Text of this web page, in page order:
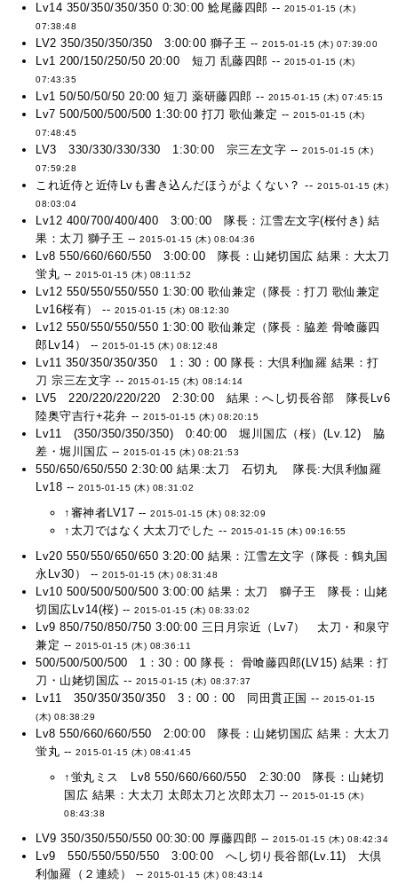
Lv14 350/350/350/350 0:30:00 鯰尾藤四郎 -- 2015-01-15 (木)
07:38:48
LV2 350/350/350/350 3:00:00 獅子王 --2015-01-15 (木) 07:39:00
Lv1 200/150/250/50 20:00 短刀 乱藤四郎 -- 2015-01-15 (木)
07:43:35
Lv1 50/50/50/50 20:00 短刀 薬研藤四郎 -- 2015-01-15 (木) 07:45:15
Lv7 500/500/500/500 1:30:00 打刀 歌仙兼定 --2015-01-15 (木)
07:48:45
LV3 330/330/330/330 1:30:00 宗三左文字 --2015-01-15 (木)
07:59:28
これ近侍と近侍Lvも書き込んだほうがよくない？ --2015-01-15 (木)
08:03:04
Lv12 400/700/400/400 3:00:00 隊長：江雪左文字(桜付き) 結
果：太刀 獅子王 --2015-01-15 (木) 08:04:36
Lv8 550/660/660/550 3:00:00 隊長：山姥切国広 結果：大太刀
蛍丸 --2015-01-15 (木) 08:11:52
Lv12 550/550/550/550 1:30:00 歌仙兼定（隊長：打刀 歌仙兼定
Lv16桜有） -- 2015-01-15 (木) 08:12:30
Lv12 550/550/550/550 1:30:00 歌仙兼定（隊長：脇差 骨喰藤四
郎Lv14） --2015-01-15 (木) 08:12:48
Lv11 350/350/350/350 1：30：00 隊長：大倶利伽羅 結果：打
刀 宗三左文字 -- 2015-01-15 (木) 08:14:14
LV5 220/220/220/220 2:30:00 結果：へし切長谷部 隊長Lv6
陸奥守吉行+花弁 --2015-01-15 (木) 08:20:15
Lv11 (350/350/350/350) 0:40:00 堀川国広（桜）(Lv.12) 脇
差・堀川国広 --2015-01-15 (木) 08:21:53
550/650/650/550 2:30:00 結果:太刀 石切丸 隊長:大倶利伽羅
Lv18 --2015-01-15 (木) 08:31:02
↑審神者LV17 --2015-01-15 (木) 08:32:09
↑太刀ではなく大太刀でした -- 2015-01-15 (木) 09:16:55
Lv20 550/550/650/650 3:20:00 結果：江雪左文字（隊長：鶴丸国
永Lv30） --2015-01-15 (木) 08:31:48
Lv10 500/500/500/500 3:00:00 結果：太刀 獅子王 隊長：山姥
切国広Lv14(桜) --2015-01-15 (木) 08:33:02
Lv9 850/750/850/750 3:00:00 三日月宗近（Lv7） 太刀・和泉守
兼定 --2015-01-15 (木) 08:36:11
500/500/500/500 1：30：00 隊長： 骨喰藤四郎(LV15) 結果：打
刀・山姥切国広 -- 2015-01-15 (木) 08:37:37
Lv11 350/350/350/350 3：00：00 同田貫正国 -- 2015-01-15
(木) 08:38:29
Lv8 550/660/660/550 2:00:00 隊長：山姥切国広 結果：大太刀
蛍丸 --2015-01-15 (木) 08:41:45
↑蛍丸ミス Lv8 550/660/660/550 2:30:00 隊長：山姥切
国広 結果：大太刀 太郎太刀と次郎太刀 -- 2015-01-15 (木)
08:43:38
LV9 350/350/550/550 00:30:00 厚藤四郎 --2015-01-15 (木) 08:42:34
Lv9 550/550/550/550 3:00:00 へし切り長谷部(Lv.11) 大倶
利伽羅（２連続） --2015-01-15 (木) 08:43:14